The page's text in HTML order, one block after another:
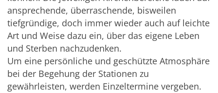
ansprechende, überraschende, bisweilen
tiefgründige, doch immer wieder auch auf leichte
Art und Weise dazu ein, über das eigene Leben
und Sterben nachzudenken.
Um eine persönliche und geschützte Atmosphäre
bei der Begehung der Stationen zu
gewährleisten, werden Einzeltermine vergeben.